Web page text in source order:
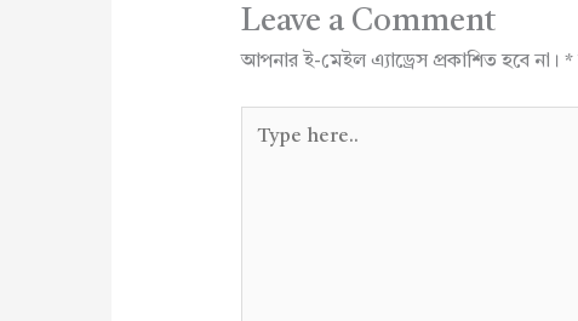
Leave a Comment
আপনার ই-মেইল এ্যাড্রেস প্রকাশিত হবে না। *
here..